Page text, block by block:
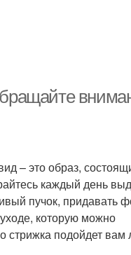
– это образ,
каждый день
пучок, придавать
которую можно
стрижка подойдет